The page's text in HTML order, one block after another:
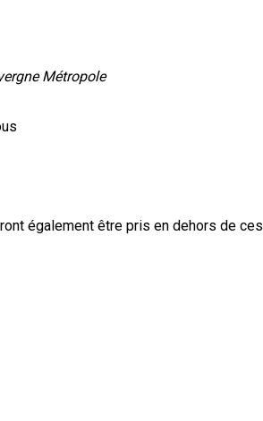
Métropole
également être pris en dehors de ces